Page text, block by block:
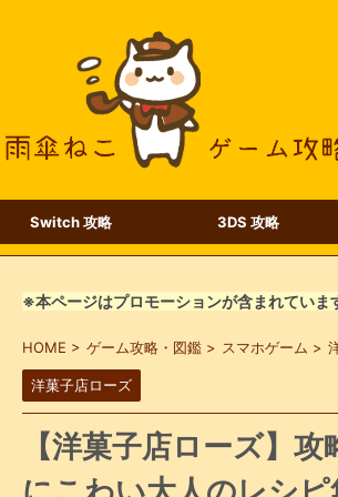
Switch 攻略 3DS 攻略
※本ページはプロモーションが含まれていま
HOME > ゲーム攻略・図鑑 > スマホゲーム >
洋菓子店ローズ
【洋菓子店ローズ】